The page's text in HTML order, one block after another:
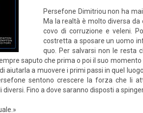
Persefone Dimitriou non ha
Ma la realtà è molto diversa
covo di corruzione e veleni.
costretta a sposare un uomo
quo. Per salvarsi non le resta
saputo che prima o poi il suo
aiutarla a muovere i primi passi in quel
sentono crescere la forza che li
Fino a dove saranno disposti a